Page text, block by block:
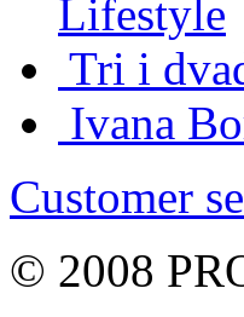
Lifestyle
Tri i
Ivana
Customer
© 2008